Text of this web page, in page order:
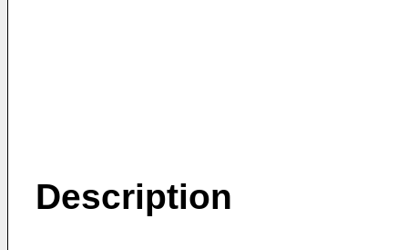
Description